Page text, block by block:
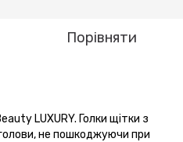
Порівняти
LUXURY. Голки щітки з
не пошкоджуючи при